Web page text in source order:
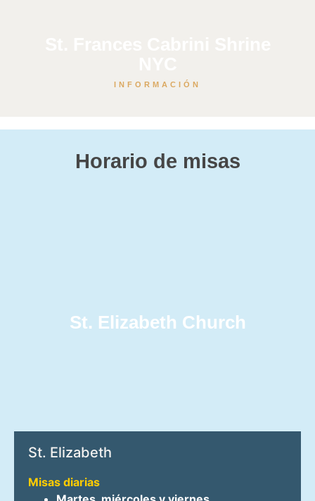
INFORMACIÓN
Horario de misas
St. Elizabeth Church
St. Elizabeth
Misas diarias